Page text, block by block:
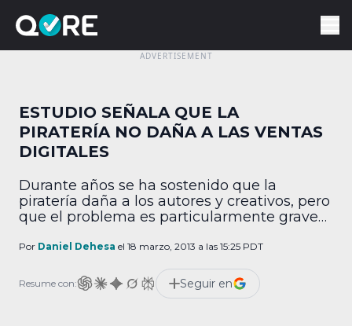
ESTUDIO SEÑALA QUE LA
PIRATERÍA NO DAÑA A LAS VENTAS
DIGITALES
Durante años se ha sostenido que la
piratería daña a los autores y creativos, pero
que el problema es particularmente grave
investigación de la Comisión Europea de
creencia no tiene fundamentos pues “la
piratería no daña a las ventas digitales, de
Por Daniel Dehesa el 18 marzo, 2013 a las 15:25 PDT
Resume con: Seguir en